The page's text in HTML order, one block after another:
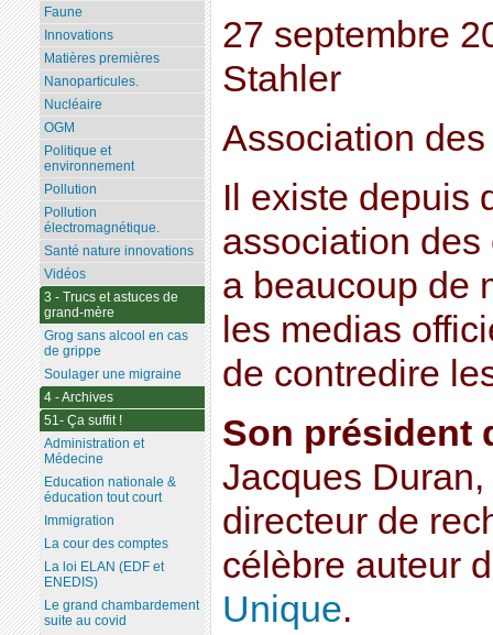
27 septembre
Stahler
Association
Il existe depuis
association
a beaucoup de
les medias
de contredire
Son président
Jacques
directeur de
célèbre auteur
Unique.
Faune
Innovations
Matières premières
Nanoparticules.
Nucléaire
OGM
Politique et
environnement
Pollution
Pollution
électromagnétique.
Santé nature innovations
Vidéos
3 - Trucs et astuces de
grand-mère
Grog sans alcool en cas
de grippe
Soulager une migraine
4 - Archives
51- Ça suffit !
Administration et
Médecine
Education nationale &
éducation tout court
Immigration
La cour des comptes
La loi ELAN (EDF et
ENEDIS)
Le grand chambardement
suite au covid